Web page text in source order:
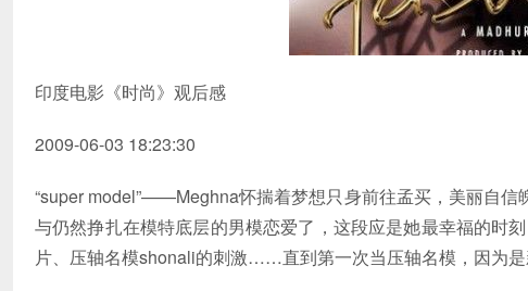
印度电影《时尚》观后感
2009-06-03 18:23:30
“super model”——Meghna怀揣着梦想只身前往孟买，美丽自
与仍然挣扎在模特底层的男模恋爱了，这段应是她最幸福的时
片、压轴名模shonali的刺激……直到第一次当压轴名模，因为